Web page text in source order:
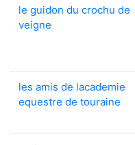
le guidon du crochu de
veigne
les amis de lacademie
equestre de touraine